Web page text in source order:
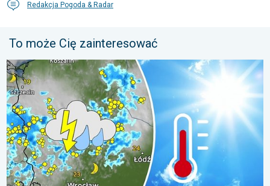
Redakcja Pogoda & Radar
To może Cię zainteresować
Silny upał i gwałtowne burze. Niebezpieczna mieszanka. . .